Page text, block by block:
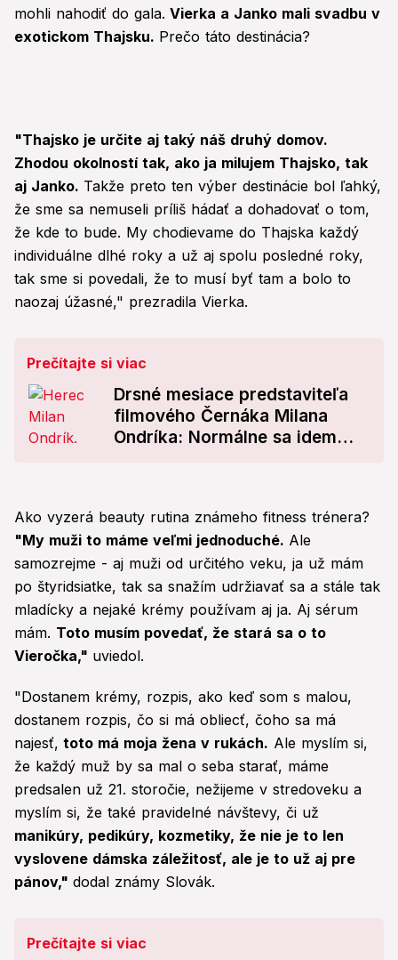
mohli nahodiť do gala. Vierka a Janko mali svadbu v
exotickom Thajsku. Prečo táto destinácia?
"Thajsko je určite aj taký náš druhý domov.
Zhodou okolností tak, ako ja milujem Thajsko, tak
aj Janko. Takže preto ten výber destinácie bol ľahký,
že sme sa nemuseli príliš hádať a dohadovať o tom,
že kde to bude. My chodievame do Thajska každý
individuálne dlhé roky a už aj spolu posledné roky,
tak sme si povedali, že to musí byť tam a bolo to
naozaj úžasné," prezradila Vierka.
Prečítajte si viac
Drsné mesiace predstaviteľa
filmového Černáka Milana
Ondríka: Normálne sa idem
Ako vyzerá beauty rutina známeho fitness trénera?
"My muži to máme veľmi jednoduché. Ale
samozrejme - aj muži od určitého veku, ja už mám
po štyridsiatke, tak sa snažím udržiavať sa a stále tak
mladícky a nejaké krémy používam aj ja. Aj sérum
mám. Toto musím povedať, že stará sa o to
Vieročka," uviedol.
"Dostanem krémy, rozpis, ako keď som s malou,
dostanem rozpis, čo si má obliecť, čoho sa má
najesť, toto má moja žena v rukách. Ale myslím si,
že každý muž by sa mal o seba starať, máme
predsalen už 21. storočie, nežijeme v stredoveku a
myslím si, že také pravidelné návštevy, či už
manikúry, pedikúry, kozmetiky, že nie je to len
vyslovene dámska záležitosť, ale je to už aj pre
pánov," dodal známy Slovák.
Prečítajte si viac